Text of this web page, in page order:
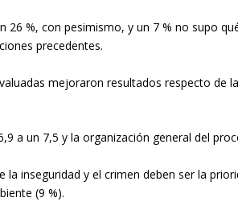
%, con pesimismo, y un 7 % no supo
precedentes.
mejoraron resultados respecto de
a un 7,5 y la organización general del
inseguridad y el crimen deben ser la
(9 %).